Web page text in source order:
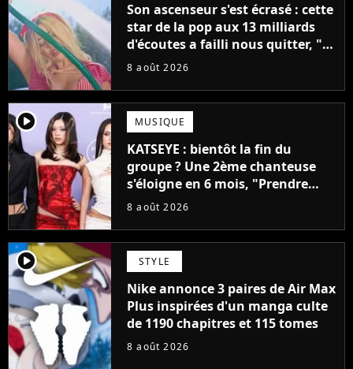
Son ascenseur s'est écrasé : cette
star de la pop aux 13 milliards
d'écoutes a failli nous quitter, "Je
pensais ne plus jamais chanter"
8 août 2026
player2 MUSIQUE
KATSEYE : bientôt la fin du
groupe ? Une 2ème chanteuse
s'éloigne en 6 mois, "Prendre
cette décision n’a pas été facile"
8 août 2026
player2 STYLE
Nike annonce 3 paires de Air Max
Plus inspirées d'un manga culte
de 1190 chapitres et 115 tomes
8 août 2026